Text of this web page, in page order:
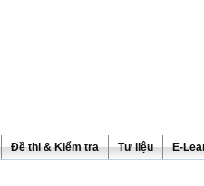
Đề thi & Kiểm tra Tư liệu E-